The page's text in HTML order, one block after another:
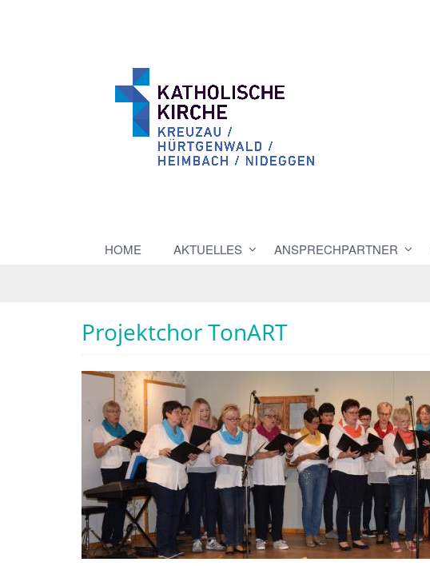
HOME AKTUELLES ANSPRECHPARTNER
Projektchor TonART